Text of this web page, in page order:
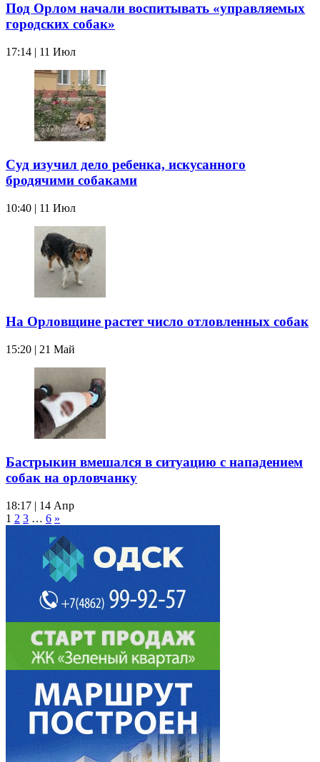
Под Орлом начали воспитывать «управляемых
городских собак»
17:14 | 11 Июл
Суд изучил дело ребенка, искусанного
бродячими собаками
10:40 | 11 Июл
На Орловщине растет число отловленных собак
15:20 | 21 Май
Бастрыкин вмешался в ситуацию с нападением
собак на орловчанку
18:17 | 14 Апр
1 2 3 … 6 »